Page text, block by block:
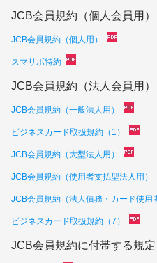
JCB会員規約（個人会員用）
JCB会員規約（個人用）
スマリボ特約
JCB会員規約（法人会員用）
JCB会員規約（一般法人用）
ビジネスカード取扱規約（1）
JCB会員規約（大型法人用）
JCB会員規約（使用者支払型法人用）
JCB会員規約（法人債務・カード使用
ビジネスカード取扱規約（7）
JCB会員規約に付帯する規